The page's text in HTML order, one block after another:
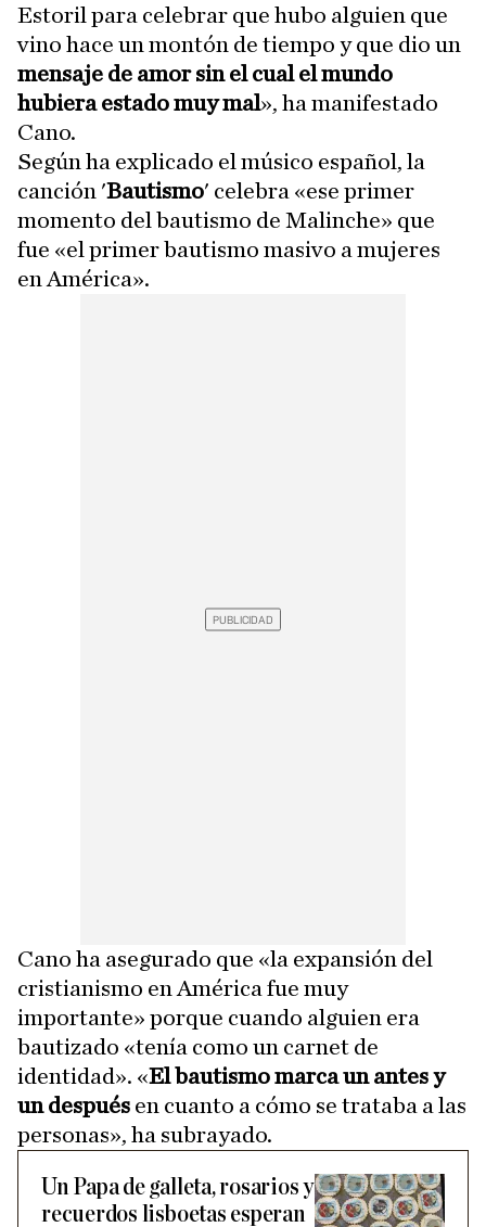
Estoril para celebrar que hubo alguien que
vino hace un montón de tiempo y que dio un
mensaje de amor sin el cual el mundo
hubiera estado muy mal», ha manifestado
Cano.
Según ha explicado el músico español, la
canción 'Bautismo' celebra «ese primer
momento del bautismo de Malinche» que
fue «el primer bautismo masivo a mujeres
en América».
Cano ha asegurado que «la expansión del
cristianismo en América fue muy
importante» porque cuando alguien era
bautizado «tenía como un carnet de
identidad». «El bautismo marca un antes y
un después en cuanto a cómo se trataba a las
personas», ha subrayado.
Un Papa de galleta, rosarios y
recuerdos lisboetas esperan